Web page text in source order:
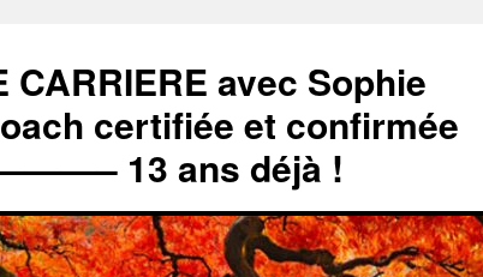
CARRIERE avec Sophie
certifiée et confirmée
13 ans déjà !